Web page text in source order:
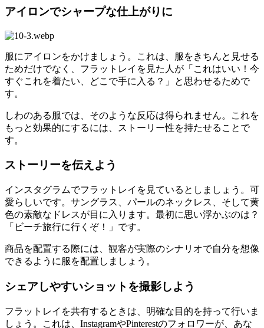
アイロンでシャープな仕上がりに
服にアイロンをかけましょう。これは、服をきちんと見せる
ためだけでなく、フラットレイを見た人が「これはいい！今
すぐこれを着たい、どこで手に入る？」と思わせるためで
す。
しわのある服では、そのような反応は得られません。これを
もっと効果的にするには、ストーリー性を持たせることで
す。
ストーリーを伝えよう
インスタグラムでフラットレイを見ているとしましょう。可
愛らしいです。サングラス、パールのネックレス、そして黄
色の素敵なドレスが目に入ります。最初に思い浮かぶのは？
「ビーチ旅行に行くぞ！」です。
商品を配置する際には、観客が実際のシナリオで自分を想像
できるように服を配置しましょう。
シェアしやすいショットを撮影しよう
フラットレイを共有するときは、明確な目的を持って行いま
しょう。これは、InstagramやPinterestのフォロワーが、あな